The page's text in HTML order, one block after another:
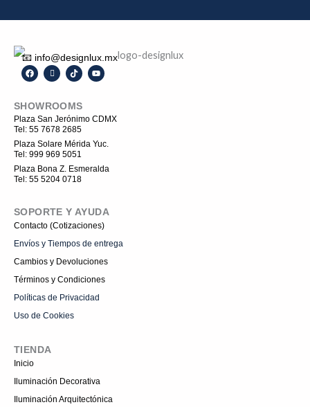
📧 info@designlux.mx
F
a
b
o
o
k
I
c
-
i
n
s
t
a
g
r
a
m
T
i
o
k
Y
o
b
e
SHOWROOMS
Plaza San Jerónimo CDMX
Tel: 55 7678 2685
Plaza Solare Mérida Yuc.
Tel: 999 969 5051
Plaza Bona Z. Esmeralda
Tel: 55 5204 0718
SOPORTE Y AYUDA
Contacto (Cotizaciones)
Envíos y Tiempos de entrega
Cambios y Devoluciones
Términos y Condiciones
Políticas de Privacidad
Uso de Cookies
TIENDA
Inicio
Iluminación Decorativa
Iluminación Arquitectónica